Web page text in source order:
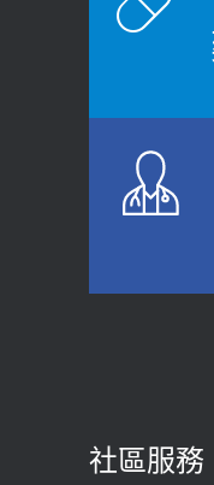
2026-06-08
上班常待
醫示警：1
2026-05-21
2021-03-05
骨科魏志定
質密度檢查
膝蓋退化有
社區服務